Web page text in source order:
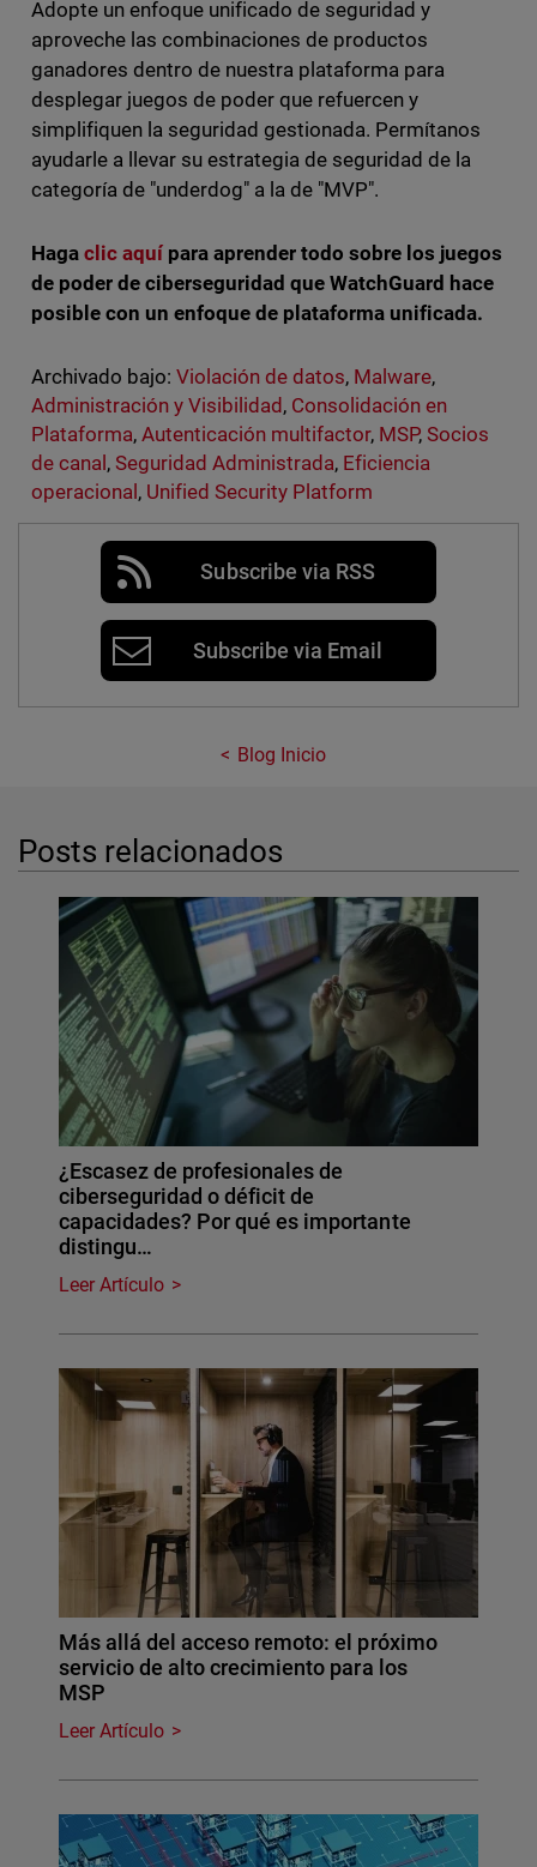
Adopte un enfoque unificado de seguridad y
aproveche las combinaciones de productos
ganadores dentro de nuestra plataforma para
desplegar juegos de poder que refuercen y
simplifiquen la seguridad gestionada. Permítanos
ayudarle a llevar su estrategia de seguridad de la
categoría de "underdog" a la de "MVP".
Haga clic aquípara aprender todo sobre los juegos
de poder de ciberseguridad que WatchGuard hace
posible con un enfoque de plataforma unificada.
Archivado bajo: Violación de datos, Malware,
Administración y Visibilidad , Consolidación en
Plataforma, Autenticación multifactor, MSP,Socios
de canal , Seguridad Administrada, Eficiencia
operacional , Unified Security Platform
Subscribe via RSS
Subscribe via Email
Blog Inicio
Posts relacionados
¿Escasez de profesionales de
ciberseguridad o déficit de
capacidades? Por qué es importante
distingu…
Leer Artículo
Más allá del acceso remoto: el próximo
servicio de alto crecimiento para los
MSP
Leer Artículo